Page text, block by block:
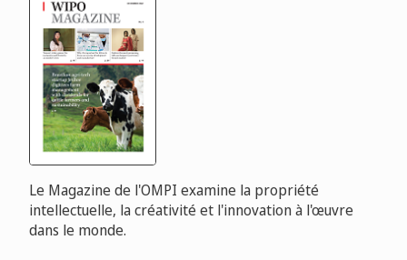
Le Magazine de l'OMPI examine la propriété
intellectuelle, la créativité et l'innovation à l'œuvre
dans le monde.